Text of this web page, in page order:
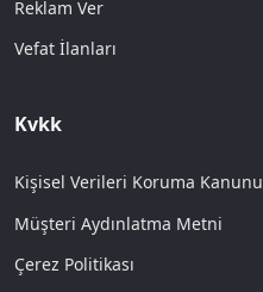
Reklam Ver
Vefat İlanları
Kvkk
Kişisel Verileri Koruma Kanunu
Müşteri Aydınlatma Metni
Çerez Politikası